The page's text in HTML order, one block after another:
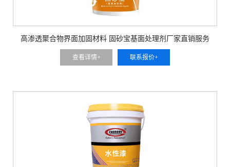
高渗透聚合物界面加固材料 固砂宝基面处理剂厂家直销服务
查看详情+ 联系报价+